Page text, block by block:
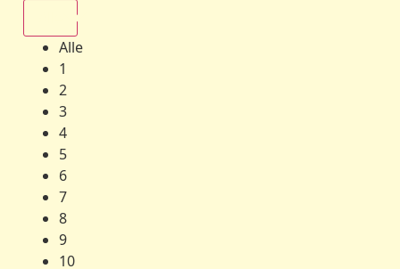
Alle
1
2
3
4
5
6
7
8
9
10